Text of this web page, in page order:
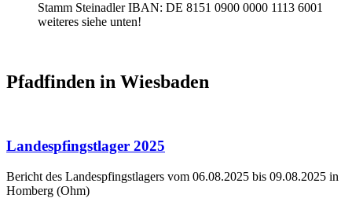
Stamm Steinadler IBAN: DE 8151 0900 0000 1113 6001
weiteres siehe unten!
Pfadfinden in Wiesbaden
Landespfingstlager 2025
Bericht des Landespfingstlagers vom 06.08.2025 bis 09.08.2025 in
Homberg (Ohm)